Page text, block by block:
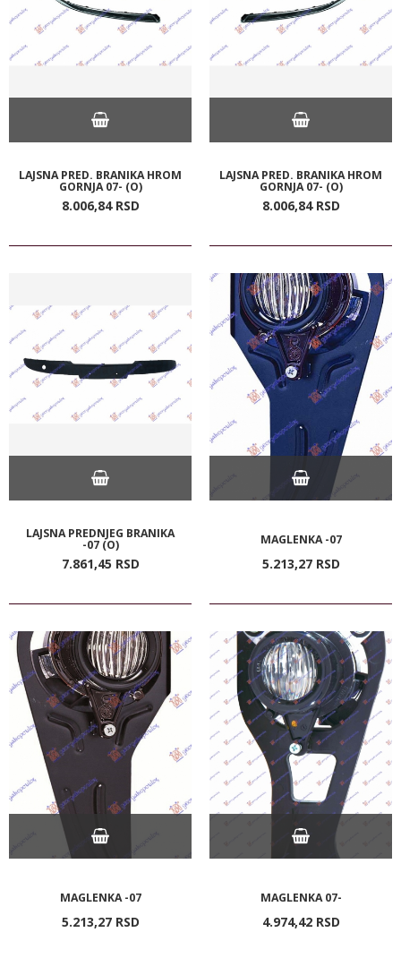
LAJSNA PRED. BRANIKA HROM
GORNJA 07- (O)
8.006,84 RSD
LAJSNA PRED. BRANIKA HROM
GORNJA 07- (O)
8.006,84 RSD
LAJSNA PREDNJEG BRANIKA
-07 (O)
7.861,45 RSD
MAGLENKA -07
5.213,27 RSD
MAGLENKA -07
5.213,27 RSD
MAGLENKA 07-
4.974,42 RSD